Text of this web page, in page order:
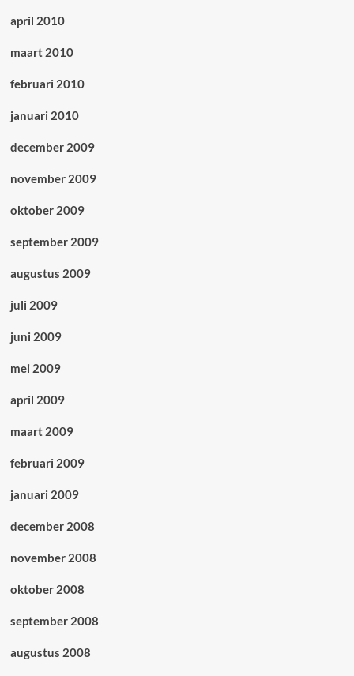
april 2010
maart 2010
februari 2010
januari 2010
december 2009
november 2009
oktober 2009
september 2009
augustus 2009
juli 2009
juni 2009
mei 2009
april 2009
maart 2009
februari 2009
januari 2009
december 2008
november 2008
oktober 2008
september 2008
augustus 2008